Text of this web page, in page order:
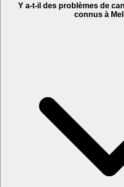
Y a-t-il des problèmes de
connus à